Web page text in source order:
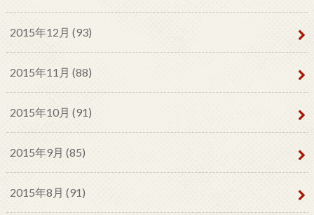
2015年12月 (93)
2015年11月 (88)
2015年10月 (91)
2015年9月 (85)
2015年8月 (91)